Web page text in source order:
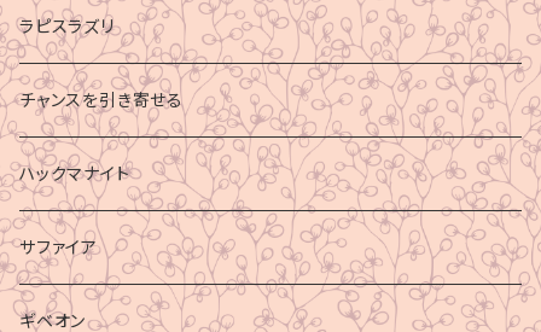
ラピスラズリ
チャンスを引き寄せる
ハックマナイト
サファイア
ギベオン